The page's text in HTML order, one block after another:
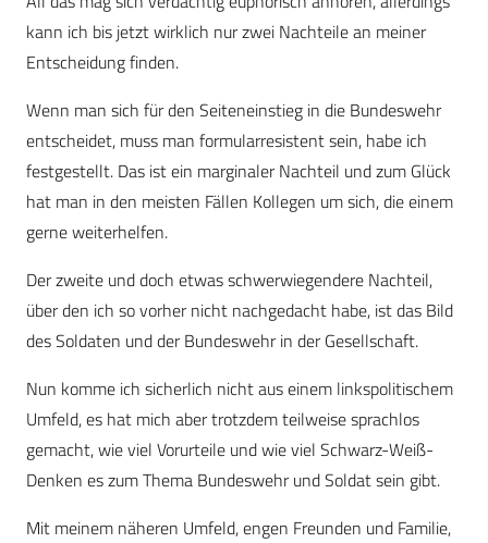
kann ich bis jetzt wirklich nur zwei Nachteile an meiner
Entscheidung finden.
Wenn man sich für den Seiteneinstieg in die Bundeswehr
entscheidet, muss man formular­resistent sein, habe ich
festgestellt. Das ist ein marginaler Nachteil und zum Glück
hat man in den meisten Fällen Kollegen um sich, die einem
gerne weiterhelfen.
Der zweite und doch etwas schwerwiegendere Nachteil,
über den ich so vorher nicht nachgedacht habe, ist das Bild
des Soldaten und der Bundeswehr in der Gesellschaft.
Nun komme ich sicherlich nicht aus einem linkspolitischem
Umfeld, es hat mich aber trotzdem teilweise sprachlos
gemacht, wie viel Vorurteile und wie viel Schwarz-Weiß-
Denken es zum Thema Bundeswehr und Soldat sein gibt.
Mit meinem näheren Umfeld, engen Freunden und Familie,